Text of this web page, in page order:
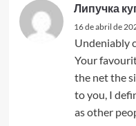
Липучка
16 de abril de
Undeniably
Your
the net the
to you, I
as other